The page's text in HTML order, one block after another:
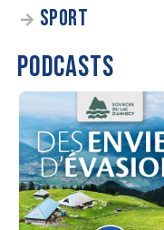
SPORT
PODCASTS